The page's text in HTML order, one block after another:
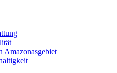
Amazonasgebiet